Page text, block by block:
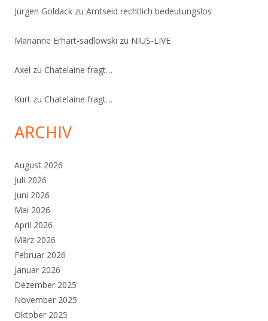
Jürgen Goldack zu Amtseid rechtlich bedeutungslos
Marianne Erhart-sadlowski zu NIUS-LIVE
Axel zu Chatelaine fragt…
Kurt zu Chatelaine fragt…
ARCHIV
August 2026
Juli 2026
Juni 2026
Mai 2026
April 2026
März 2026
Februar 2026
Januar 2026
Dezember 2025
November 2025
Oktober 2025